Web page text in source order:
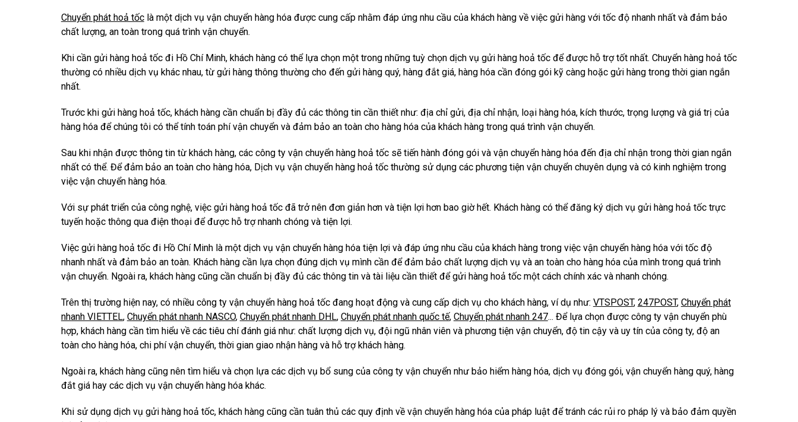
Chuyển phát hoả tốclà một dịch vụ vận chuyển hàng hóa được cung cấp nhằm đáp ứng nhu cầu của khách hàng về việc gửi hàng với tốc độ nhanh nhất và đảm bảo
chất lượng, an toàn trong quá trình vận chuyển.
Khi cần gửi hàng hoả tốc đi Hồ Chí Minh, khách hàng có thể lựa chọn một trong những tuỳ chọn dịch vụ gửi hàng hoả tốc để được hỗ trợ tốt nhất. Chuyển hàng hoả tốc
thường có nhiều dịch vụ khác nhau, từ gửi hàng thông thường cho đến gửi hàng quý, hàng đắt giá, hàng hóa cần đóng gói kỹ càng hoặc gửi hàng trong thời gian ngắn
nhất.
Trước khi gửi hàng hoả tốc, khách hàng cần chuẩn bị đầy đủ các thông tin cần thiết như: địa chỉ gửi, địa chỉ nhận, loại hàng hóa, kích thước, trọng lượng và giá trị của
hàng hóa để chúng tôi có thể tính toán phí vận chuyển và đảm bảo an toàn cho hàng hóa của khách hàng trong quá trình vận chuyển.
Sau khi nhận được thông tin từ khách hàng, các công ty vận chuyển hàng hoả tốc sẽ tiến hành đóng gói và vận chuyển hàng hóa đến địa chỉ nhận trong thời gian ngắn
nhất có thể. Để đảm bảo an toàn cho hàng hóa, Dịch vụ vận chuyển hàng hoả tốc thường sử dụng các phương tiện vận chuyển chuyên dụng và có kinh nghiệm trong
việc vận chuyển hàng hóa.
Với sự phát triển của công nghệ, việc gửi hàng hoả tốc đã trở nên đơn giản hơn và tiện lợi hơn bao giờ hết. Khách hàng có thể đăng ký dịch vụ gửi hàng hoả tốc trực
tuyến hoặc thông qua điện thoại để được hỗ trợ nhanh chóng và tiện lợi.
Việc gửi hàng hoả tốc đi Hồ Chí Minh là một dịch vụ vận chuyển hàng hóa tiện lợi và đáp ứng nhu cầu của khách hàng trong việc vận chuyển hàng hóa với tốc độ
nhanh nhất và đảm bảo an toàn. Khách hàng cần lựa chọn đúng dịch vụ mình cần để đảm bảo chất lượng dịch vụ và an toàn cho hàng hóa của mình trong quá trình
vận chuyển. Ngoài ra, khách hàng cũng cần chuẩn bị đầy đủ các thông tin và tài liệu cần thiết để gửi hàng hoả tốc một cách chính xác và nhanh chóng.
Trên thị trường hiện nay, có nhiều công ty vận chuyển hàng hoả tốc đang hoạt động và cung cấp dịch vụ cho khách hàng, ví dụ như: VTSPOST, 247POST, Chuyển phát
nhanh VIETTEL, Chuyển phát nhanh NASCO, Chuyển phát nhanh DHL, Chuyển phát nhanh quốc tế, Chuyển phát nhanh 247... Để lựa chọn được công ty vận chuyển phù
hợp, khách hàng cần tìm hiểu về các tiêu chí đánh giá như: chất lượng dịch vụ, đội ngũ nhân viên và phương tiện vận chuyển, độ tin cậy và uy tín của công ty, độ an
toàn cho hàng hóa, chi phí vận chuyển, thời gian giao nhận hàng và hỗ trợ khách hàng.
Ngoài ra, khách hàng cũng nên tìm hiểu và chọn lựa các dịch vụ bổ sung của công ty vận chuyển như bảo hiểm hàng hóa, dịch vụ đóng gói, vận chuyển hàng quý, hàng
đắt giá hay các dịch vụ vận chuyển hàng hóa khác.
Khi sử dụng dịch vụ gửi hàng hoả tốc, khách hàng cũng cần tuân thủ các quy định về vận chuyển hàng hóa của pháp luật để tránh các rủi ro pháp lý và bảo đảm quyền